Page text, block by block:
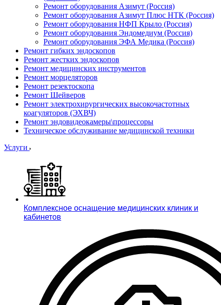
Ремонт оборудования Азимут (Россия)
Ремонт оборудования Азимут Плюс НТК (Россия)
Ремонт оборудования НФП Крыло (Россия)
Ремонт оборудования Эндомедиум (Россия)
Ремонт оборудования ЭФА Медика (Россия)
Ремонт гибких эндоскопов
Ремонт жестких эндоскопов
Ремонт медицинских инструментов
Ремонт морцеляторов
Ремонт резектоскопа
Ремонт Шейверов
Ремонт электрохирургических высокочастотных
коагуляторов (ЭХВЧ)
Ремонт эндовидеокамеры\процессоры
Техническое обслуживание медицинской техники
Услуги
Комплексное оснащение медицинских клиник и
кабинетов